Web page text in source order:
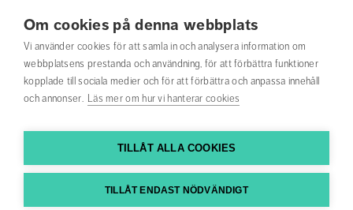
Om cookies på denna webbplats
Vi använder cookies för att samla in och analysera information om
webbplatsens prestanda och användning, för att förbättra funktioner
kopplade till sociala medier och för att förbättra och anpassa innehåll
och annonser. Läs mer om hur vi hanterar cookies
TILLÅT ALLA COOKIES
TILLÅT ENDAST NÖDVÄNDIGT
Jobba hos oss
Nyhetsbrev
Om webbplatsen
Hitta till oss